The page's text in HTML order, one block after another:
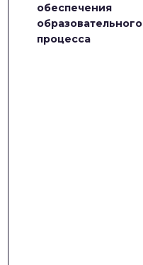
обеспечения
образовательного
процесса